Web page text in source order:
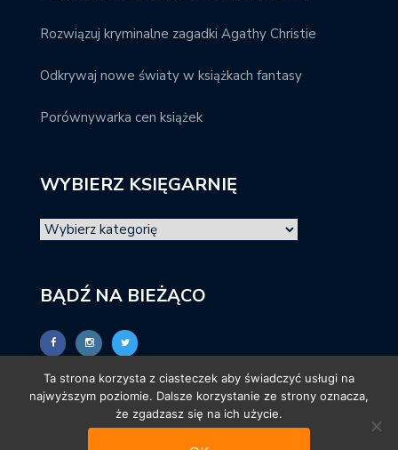
Rozwiązuj kryminalne zagadki Agathy Christie
Odkrywaj nowe światy w książkach fantasy
Porównywarka cen książek
WYBIERZ KSIĘGARNIĘ
BĄDŹ NA BIEŻĄCO
Ta strona korzysta z ciasteczek aby świadczyć usługi na
najwyższym poziomie. Dalsze korzystanie ze strony oznacza,
że zgadzasz się na ich użycie.